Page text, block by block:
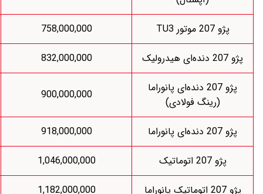
758,000,000
723,809,000
832,000,000
772,897,000
900,000,000
815,217,000
918,000,000
836,363,000
1,046,000,000
958,904,000
1,182,000,000
990,143,000